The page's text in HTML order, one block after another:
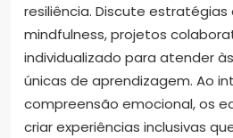
resiliência. Discute
mindfulness, projetos
individualizado para atender
únicas de aprendizagem. Ao
compreensão emocional, os
criar experiências inclusivas